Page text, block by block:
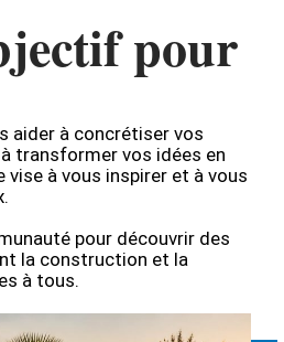
pour
aider à concrétiser vos
transformer vos idées en
vise à vous inspirer et à vous
pour découvrir des
la construction et la
à tous.